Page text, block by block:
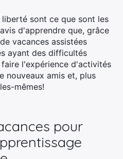
sont ce que sont les
d'apprendre que, grâce
vacances assistées
ayant des difficultés
l'expérience d'activités
nouveaux amis et, plus
mêmes!
pour